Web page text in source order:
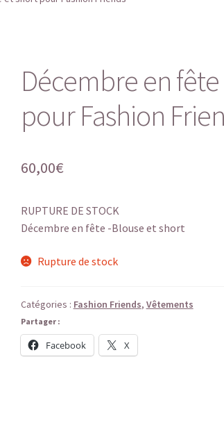
Décembre en
pour Fashion
60,00€
RUPTURE DE STOCK
Décembre en fête -Blouse et short
Rupture de stock
Catégories : Fashion Friends, Vêtements
Partager :
Facebook X